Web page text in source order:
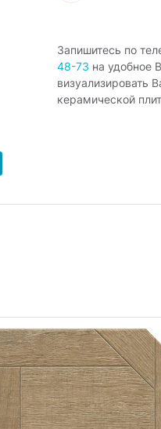
Запишитесь по
48-73 на удобное
визуализировать
керамической